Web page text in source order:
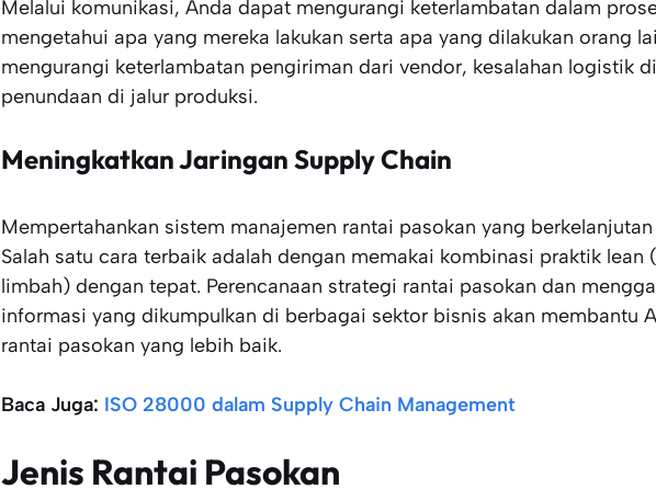
Melalui komunikasi, Anda dapat mengurangi keterlambatan dalam
mengetahui apa yang mereka lakukan serta apa yang dilakukan orang
mengurangi keterlambatan pengiriman dari vendor, kesalahan logistik
penundaan di jalur produksi.
Meningkatkan Jaringan Supply Chain
Mempertahankan sistem manajemen rantai pasokan yang
Salah satu cara terbaik adalah dengan memakai kombinasi praktik lean
limbah) dengan tepat. Perencanaan strategi rantai pasokan dan
informasi yang dikumpulkan di berbagai sektor bisnis akan membantu
rantai pasokan yang lebih baik.
Baca Juga: ISO 28000 dalam Supply Chain Management
Jenis Rantai Pasokan